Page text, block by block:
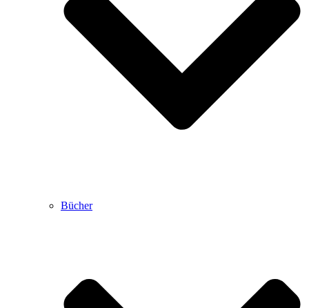
Bücher